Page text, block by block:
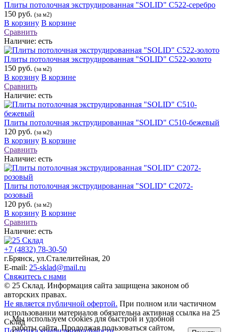
Плиты потолочная экструдированная "SOLID" С522-серебро
150 руб. (за м2)
В корзину В корзине
Сравнить
Наличие: есть
Плиты потолочная экструдированная "SOLID" С522-золото
150 руб. (за м2)
В корзину В корзине
Сравнить
Наличие: есть
Плиты потолочная экструдированная "SOLID" С510-бежевый
120 руб. (за м2)
В корзину В корзине
Сравнить
Наличие: есть
Плиты потолочная экструдированная "SOLID" С2072-
розовый
120 руб. (за м2)
В корзину В корзине
Сравнить
Наличие: есть
+7 (4832) 78-30-50
г.Брянск, ул.Сталелитейная, 20
E-mail: 25-sklad@mail.ru
Свяжитесь с нами
© 25 Склад. Информация сайта защищена законом об
авторских правах.
Не является публичной офертой. При полном или частичном
использовании материалов обязательна активная ссылка на 25
Склад
Мы используем cookies для быстрой и удобной
работы сайта. Продолжая пользоваться сайтом,